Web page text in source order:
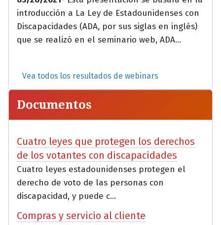
introducción a La Ley de Estadounidenses con
Discapacidades (ADA, por sus siglas en inglés)
que se realizó en el seminario web, ADA...
Vea todos los resultados de webinars
Documentos
Cuatro leyes que protegen los derechos
de los votantes con discapacidades
Cuatro leyes estadounidenses protegen el
derecho de voto de las personas con
discapacidad, y puede c...
Compras y servicio al cliente